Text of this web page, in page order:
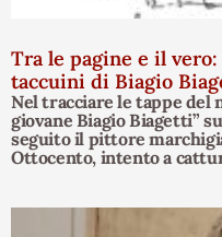
Tra le pagine e il
taccuini di Biagio
Nel tracciare le tappe del
giovane Biagio Biagetti”
seguito il pittore
Ottocento, intento a